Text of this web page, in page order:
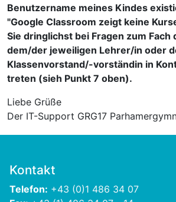
Benutzername meines Kindes
"Google Classroom zeigt keine
Sie dringlichst bei Fragen zum Fach
dem/der jeweiligen Lehrer/in oder
Klassenvorstand/-vorständin in
treten (sieh Punkt 7 oben).
Liebe Grüße
Der IT-Support GRG17
Kontakt
Telefon: +43 (0)1 486 34 07